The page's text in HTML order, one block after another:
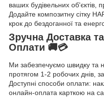
ваших будівельних об'єктів,
Додайте композитну сітку
крок до бездоганної та
Зручна Доставка
Оплати 🚚💳
Ми забезпечуємо швидку та
протягом 1-2 робочих днів,
Доступні способи оплати:
онлайн-оплата карткою на